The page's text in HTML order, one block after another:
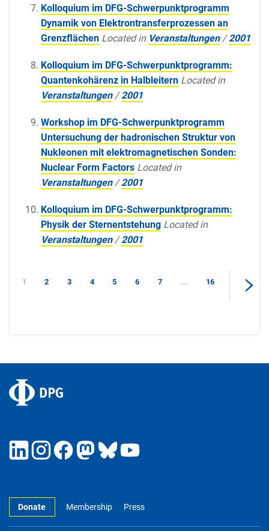
Kolloquium im DFG-Schwerpunktprogramm
Dynamik von Elektrontransferprozessen an
Grenzflächen Located in Veranstaltungen /2001
Kolloquium im DFG-Schwerpunktprogramm:
Quantenkohärenz in Halbleitern Located in
Veranstaltungen /2001
Workshop im DFG-Schwerpunktprogramm
Untersuchung der hadronischen Struktur von
Nukleonen mit elektromagnetischen Sonden:
Nuclear Form Factors Located in
Veranstaltungen /2001
Kolloquium im DFG-Schwerpunktprogramm:
Physik der Sternentstehung Located in
Veranstaltungen /2001
1 2 3 4 5 6 7 ... 16
Donate Membership Press